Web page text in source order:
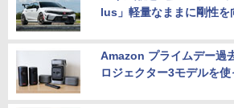
lus」軽量なままに剛性を
Amazon プライムデー過
ロジェクター3モデルを使